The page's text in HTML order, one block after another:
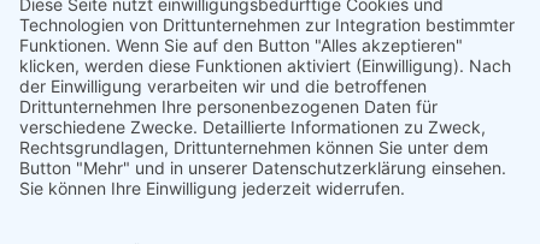
glinde@topf-online.de
Öffnungszeiten und mehr